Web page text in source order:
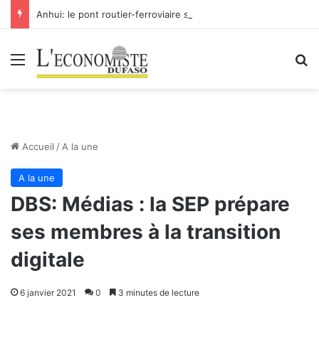
Menu
Accueil / A la une
A la une
DBS: Médias : la SEP prépare
ses membres à la transition
digitale
6 janvier 2021 0 3 minutes de lecture